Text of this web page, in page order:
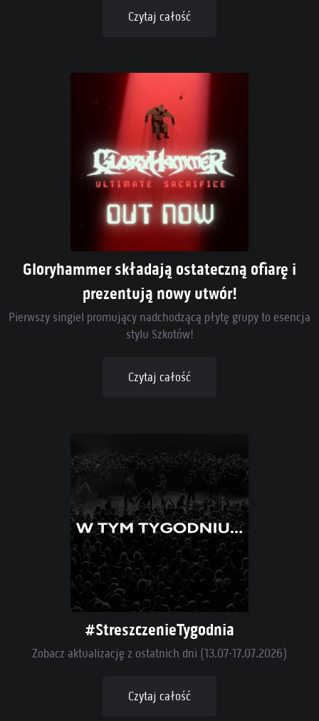
Czytaj całość
Gloryhammer składają ostateczną ofiarę i
prezentują nowy utwór!
Pierwszy singiel promujący nadchodzącą płytę grupy to esencja
stylu Szkotów!
Czytaj całość
#StreszczenieTygodnia
Zobacz aktualizację z ostatnich dni (13.07-17.07.2026)
Czytaj całość